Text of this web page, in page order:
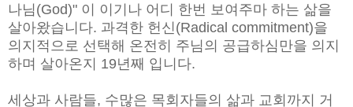
나님(God)" 이 이기나 어디 한번 보여주마 하는 삶을
살아왔습니다. 과격한 헌신(Radical commitment)을
의지적으로 선택해 온전히 주님의 공급하심만을 의지
하며 살아온지 19년째 입니다.
세상과 사람들, 수많은 목회자들의 삶과 교회까지 거